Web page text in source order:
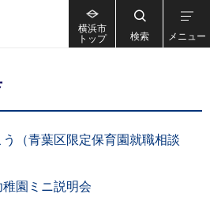
横浜市
トップ
検索 メニュー
（青葉区限定保育園就職相談
稚園ミニ説明会